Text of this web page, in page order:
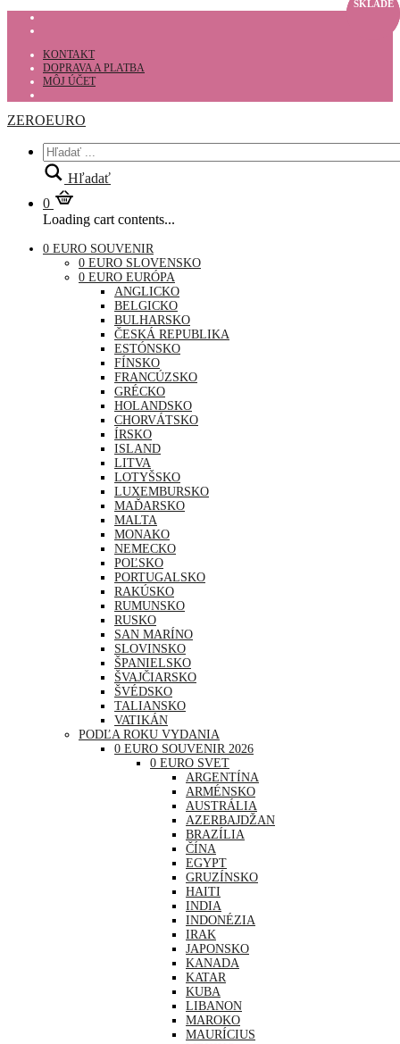
KONTAKT
DOPRAVA A PLATBA
MÔJ ÚČET
ZEROEURO
Hľadať
0
Loading cart contents...
0 EURO SOUVENIR
0 EURO SLOVENSKO
0 EURO EURÓPA
ANGLICKO
BELGICKO
BULHARSKO
ČESKÁ REPUBLIKA
ESTÓNSKO
FÍNSKO
FRANCÚZSKO
GRÉCKO
HOLANDSKO
CHORVÁTSKO
ÍRSKO
ISLAND
LITVA
LOTYŠSKO
LUXEMBURSKO
MAĎARSKO
MALTA
MONAKO
NEMECKO
POĽSKO
PORTUGALSKO
RAKÚSKO
RUMUNSKO
RUSKO
SAN MARÍNO
SLOVINSKO
ŠPANIELSKO
ŠVAJČIARSKO
ŠVÉDSKO
TALIANSKO
VATIKÁN
PODĽA ROKU VYDANIA
0 EURO SOUVENIR 2026
0 EURO SVET
ARGENTÍNA
ARMÉNSKO
AUSTRÁLIA
AZERBAJDŽAN
BRAZÍLIA
ČÍNA
EGYPT
GRUZÍNSKO
HAITI
INDIA
INDONÉZIA
IRAK
JAPONSKO
KANADA
KATAR
KUBA
LIBANON
MAROKO
MAURÍCIUS
SKLADE
SKLADE
SKLADE